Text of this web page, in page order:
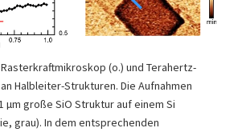
(o.) und Terahertz-
Halbleiter-Strukturen. Die Aufnahmen
µm große SiO Struktur auf einem Si
grau). In dem entsprechenden